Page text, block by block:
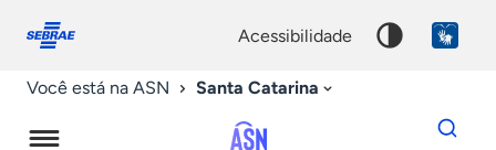
conosco
acessibilidade
Você está na ASN Santa Catarina
Dados
para